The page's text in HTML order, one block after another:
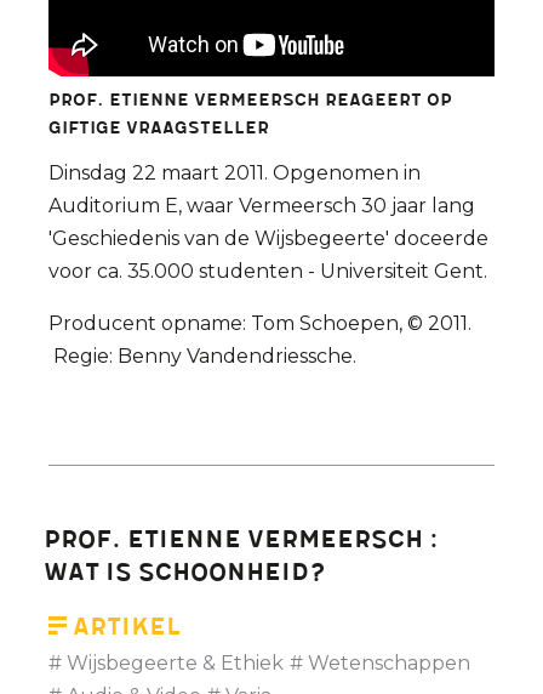
Prof. Etienne Vermeersch reageert op
giftige vraagsteller
Dinsdag 22 maart 2011. Opgenomen in
Auditorium E, waar Vermeersch 30 jaar lang
'Geschiedenis van de Wijsbegeerte' doceerde
voor ca. 35.000 studenten - Universiteit Gent.
Producent opname: Tom Schoepen, © 2011.
Regie: Benny Vandendriessche.
Prof. Etienne Vermeersch :
Wat is schoonheid?
Artikel
Wijsbegeerte & Ethiek
Wetenschappen